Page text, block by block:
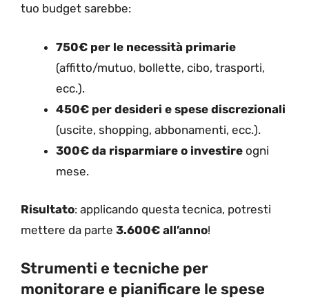
tuo budget sarebbe:
750€ per le necessità primarie
(affitto/mutuo, bollette, cibo, trasporti,
ecc.).
450€ per desideri e spese discrezionali
(uscite, shopping, abbonamenti, ecc.).
300€ da risparmiare o investire ogni
mese.
Risultato: applicando questa tecnica, potresti
mettere da parte 3.600€ all’anno!
Strumenti e tecniche per
monitorare e pianificare le spese